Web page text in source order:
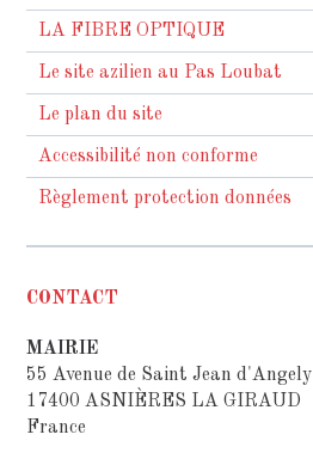
LA FIBRE OPTIQUE
Le site azilien au Pas Loubat
Le plan du site
Accessibilité non conforme
Règlement protection données
CONTACT
MAIRIE
55 Avenue de Saint Jean d'Angely
17400 ASNIÈRES LA GIRAUD
France